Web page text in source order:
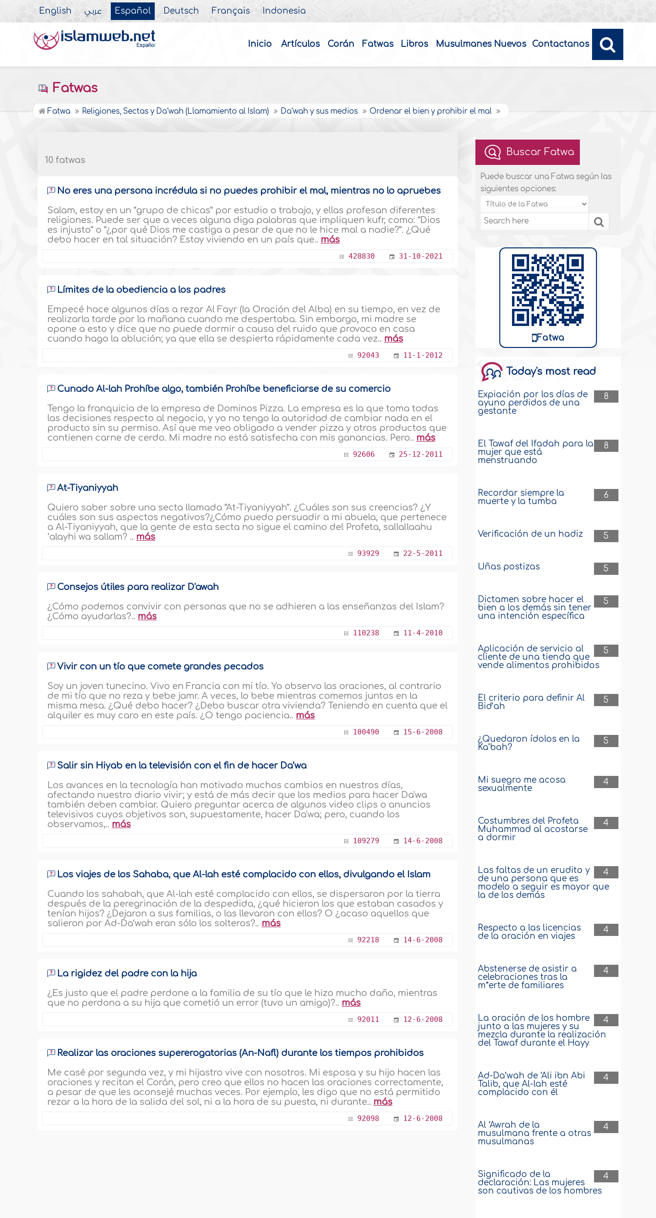
English عربي Español Deutsch Français Indonesia
Inicio Artículos Corán Fatwas Libros Musulmanes Nuevos Contactanos
Fatwas
Fatwa Religiones, Sectas y Da‘wah (Llamamiento al Islam) Da‘wah y sus medios Ordenar el bien y prohibir el mal
10 fatwas
No eres una persona incrédula si no puedes prohibir el mal, mientras no lo apruebes
Salam, estoy en un “grupo de chicas” por estudio o trabajo, y ellas profesan diferentes
religiones. Puede ser que a veces alguna diga palabras que impliquen kufr, como: “Dios
es injusto” o “¿por qué Dios me castiga a pesar de que no le hice mal a nadie?”. ¿Qué
debo hacer en tal situación? Estoy viviendo en un país que.. más
428830 31-10-2021
Límites de la obediencia a los padres
Empecé hace algunos días a rezar Al Fayr (la Oración del Alba) en su tiempo, en vez de
realizarla tarde por la mañana cuando me despertaba. Sin embargo, mi madre se
opone a esto y dice que no puede dormir a causa del ruido que provoco en casa
cuando hago la ablución; ya que ella se despierta rápidamente cada vez.. más
92043 11-1-2012
Cunado Al-lah Prohíbe algo, también Prohíbe beneficiarse de su comercio
Tengo la franquicia de la empresa de Dominos Pizza. La empresa es la que toma todas
las decisiones respecto al negocio, y yo no tengo la autoridad de cambiar nada en el
producto sin su permiso. Así que me veo obligado a vender pizza y otros productos que
contienen carne de cerdo. Mi madre no está satisfecha con mis ganancias. Pero.. más
92606 25-12-2011
At-Tiyaniyyah
Quiero saber sobre una secta llamada “At-Tiyaniyyah”. ¿Cuáles son sus creencias? ¿Y
cuáles son sus aspectos negativos?¿Cómo puedo persuadir a mi abuela, que pertenece
a Al-Tiyaniyyah, que la gente de esta secta no sigue el camino del Profeta, sallallaahu
‘alayhi wa sallam? .. más
93929 22-5-2011
Consejos útiles para realizar D'awah
¿Cómo podemos convivir con personas que no se adhieren a las enseñanzas del Islam?
¿Cómo ayudarlas?.. más
110238 11-4-2010
Vivir con un tío que comete grandes pecados
Soy un joven tunecino. Vivo en Francia con mi tío. Yo observo las oraciones, al contrario
de mi tío que no reza y bebe jamr. A veces, lo bebe mientras comemos juntos en la
misma mesa. ¿Qué debo hacer? ¿Debo buscar otra vivienda? Teniendo en cuenta que el
alquiler es muy caro en este país. ¿O tengo paciencia.. más
100490 15-6-2008
Salir sin Hiyab en la televisión con el fin de hacer Da’wa
Los avances en la tecnología han motivado muchos cambios en nuestros días,
afectando nuestro diario vivir; y está de más decir que los medios para hacer Da'wa
también deben cambiar. Quiero preguntar acerca de algunos video clips o anuncios
televisivos cuyos objetivos son, supuestamente, hacer Da'wa; pero, cuando los
observamos,.. más
109279 14-6-2008
Los viajes de los Sahaba, que Al-lah esté complacido con ellos, divulgando el Islam
Cuando los sahabah, que Al-lah esté complacido con ellos, se dispersaron por la tierra
después de la peregrinación de la despedida, ¿qué hicieron los que estaban casados y
tenían hijos? ¿Dejaron a sus familias, o las llevaron con ellos? O ¿acaso aquellos que
salieron por Ad-Da‘wah eran sólo los solteros?.. más
92218 14-6-2008
La rigidez del padre con la hija
¿Es justo que el padre perdone a la familia de su tío que le hizo mucho daño, mientras
que no perdona a su hija que cometió un error (tuvo un amigo)?.. más
92011 12-6-2008
Realizar las oraciones supererogatorias (An-Nafl) durante los tiempos prohibidos
Me casé por segunda vez, y mi hijastro vive con nosotros. Mi esposa y su hijo hacen las
oraciones y recitan el Corán, pero creo que ellos no hacen las oraciones correctamente,
a pesar de que les aconsejé muchas veces. Por ejemplo, les digo que no está permitido
rezar a la hora de la salida del sol, ni a la hora de su puesta, ni durante.. más
92098 12-6-2008
Buscar Fatwa
Puede buscar una Fatwa según las
siguientes opciones:
Fatwa
Today's most read
8
Expiación por los días de
ayuno perdidos de una
gestante
8
El Tawaf del Ifadah para la
mujer que está
menstruando
6
Recordar siempre la
muerte y la tumba
5
Verificación de un hadiz
5
Uñas postizas
5
Dictamen sobre hacer el
bien a los demás sin tener
una intención específica
5
Aplicación de servicio al
cliente de una tienda que
vende alimentos prohibidos
5
El criterio para definir Al
Bid‘ah
5
¿Quedaron ídolos en la
Ka’bah?
4
Mi suegro me acosa
sexualmente
4
Costumbres del Profeta
Muhammad al acostarse
a dormir
4
Las faltas de un erudito y
de una persona que es
modelo a seguir es mayor que
la de los demás
4
Respecto a las licencias
de la oración en viajes
4
Abstenerse de asistir a
celebraciones tras la
m*erte de familiares
4
La oración de los hombre
junto a las mujeres y su
mezcla durante la realización
del Tawaf durante el Hayy
4
Ad-Da‘wah de ‘Ali ibn Abi
Talib, que Al-lah esté
complacido con él
4
Al ‘Awrah de la
musulmana frente a otras
musulmanas
4
Significado de la
declaración: Las mujeres
son cautivas de los hombres